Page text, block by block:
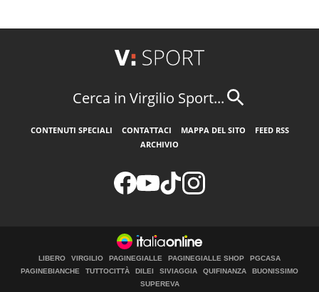
Cerca in Virgilio Sport...
CONTENUTI SPECIALI CONTATTACI MAPPA DEL SITO
FEED RSS
ARCHIVIO
LIBERO VIRGILIO PAGINEGIALLE PAGINEGIALLE SHOP
PGCASA
PAGINEBIANCHE
TUTTOCITTÀ DILEI SIVIAGGIA QUIFINANZA
BUONISSIMO
SUPEREVA